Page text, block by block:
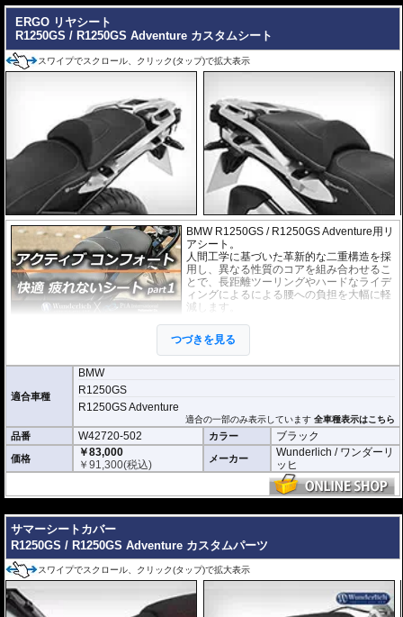
ERGO リヤシート
R1250GS / R1250GS Adventure カスタムシート
スワイプでスクロール、クリック(タップ)で拡大表示
BMW R1250GS / R1250GS Adventure用リ
アシート。
人間工学に基づいた革新的な二重構造を採
用し、異なる性質のコアを組み合わせるこ
とで、長距離ツーリングやハードなライデ
ィングによるによる腰への負担を大幅に軽
減します。
つづきを見る
適合車種
BMW
R1250GS
R1250GS Adventure
適合の一部のみ表示しています全車種表示はこちら
品番 W42720-502 カラー ブラック
価格
￥83,000
￥91,300(税込) メーカー
Wunderlich / ワンダーリ
ッヒ
サマーシートカバー
R1250GS / R1250GS Adventure カスタムパーツ
スワイプでスクロール、クリック(タップ)で拡大表示